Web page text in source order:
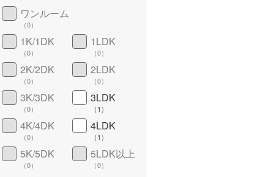
ワンルーム
（0）
1K/1DK
（0）
1LDK
（0）
2K/2DK
（0）
2LDK
（0）
3K/3DK
（0）
3LDK
（1 ）
4K/4DK
（0）
4LDK
（1 ）
5K/5DK
（0）
5LDK以上
（0）
長期優良住宅 ）
詳しく見る